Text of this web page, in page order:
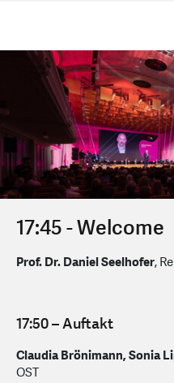
17:45 - Welcome
Prof. Dr. Daniel Seelhofer,
17:50 – Auftakt
Claudia Brönimann, Sonia
OST